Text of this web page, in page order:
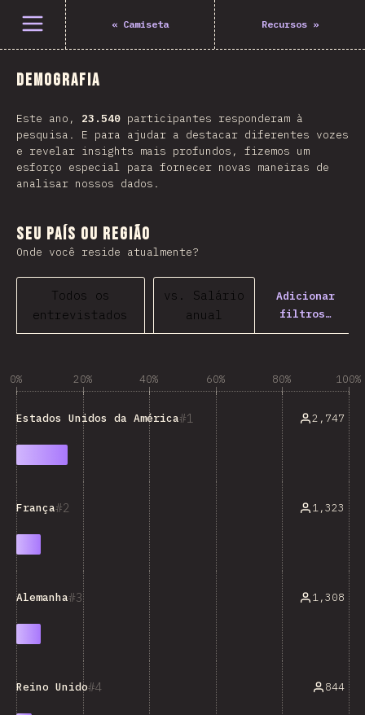
Abrir menu « Camiseta Recursos »
Demografia
Este ano, 23.540 participantes responderam à
pesquisa. E para ajudar a destacar diferentes vozes
e revelar insights mais profundos, fizemos um
esforço especial para fornecer novas maneiras de
analisar nossos dados.
Seu país ou região
Onde você reside atualmente?
Todos os
entrevistados
vs. Salário
anual
Adicionar
filtros…
0% 20% 40% 60% 80% 100%
1
Estados Unidos da América 2,747
2
França 1,323
3
Alemanha 1,308
4
Reino Unido 844